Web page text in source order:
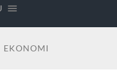
EKONOMI